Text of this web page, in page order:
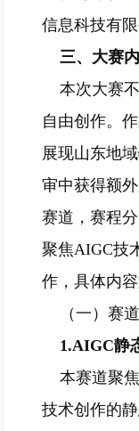
信息科技有限
三、大赛
本次大赛不
自由创作。
展现山东地
审中获得额
赛道，赛程
聚焦AIGC技
作，具体内容
（一）赛
1.AIGC静
本赛道聚焦
技术创作的